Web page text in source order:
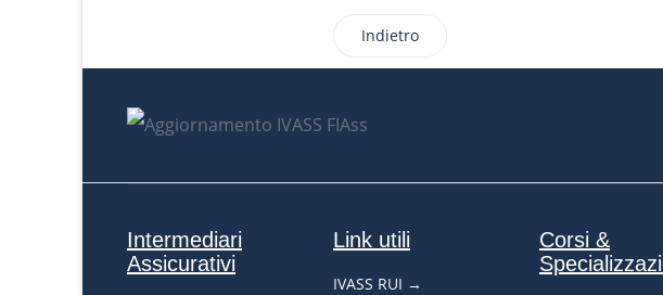
Indietro
Intermediari
Assicurativi
Link utili
IVASS RUI →
Corsi &